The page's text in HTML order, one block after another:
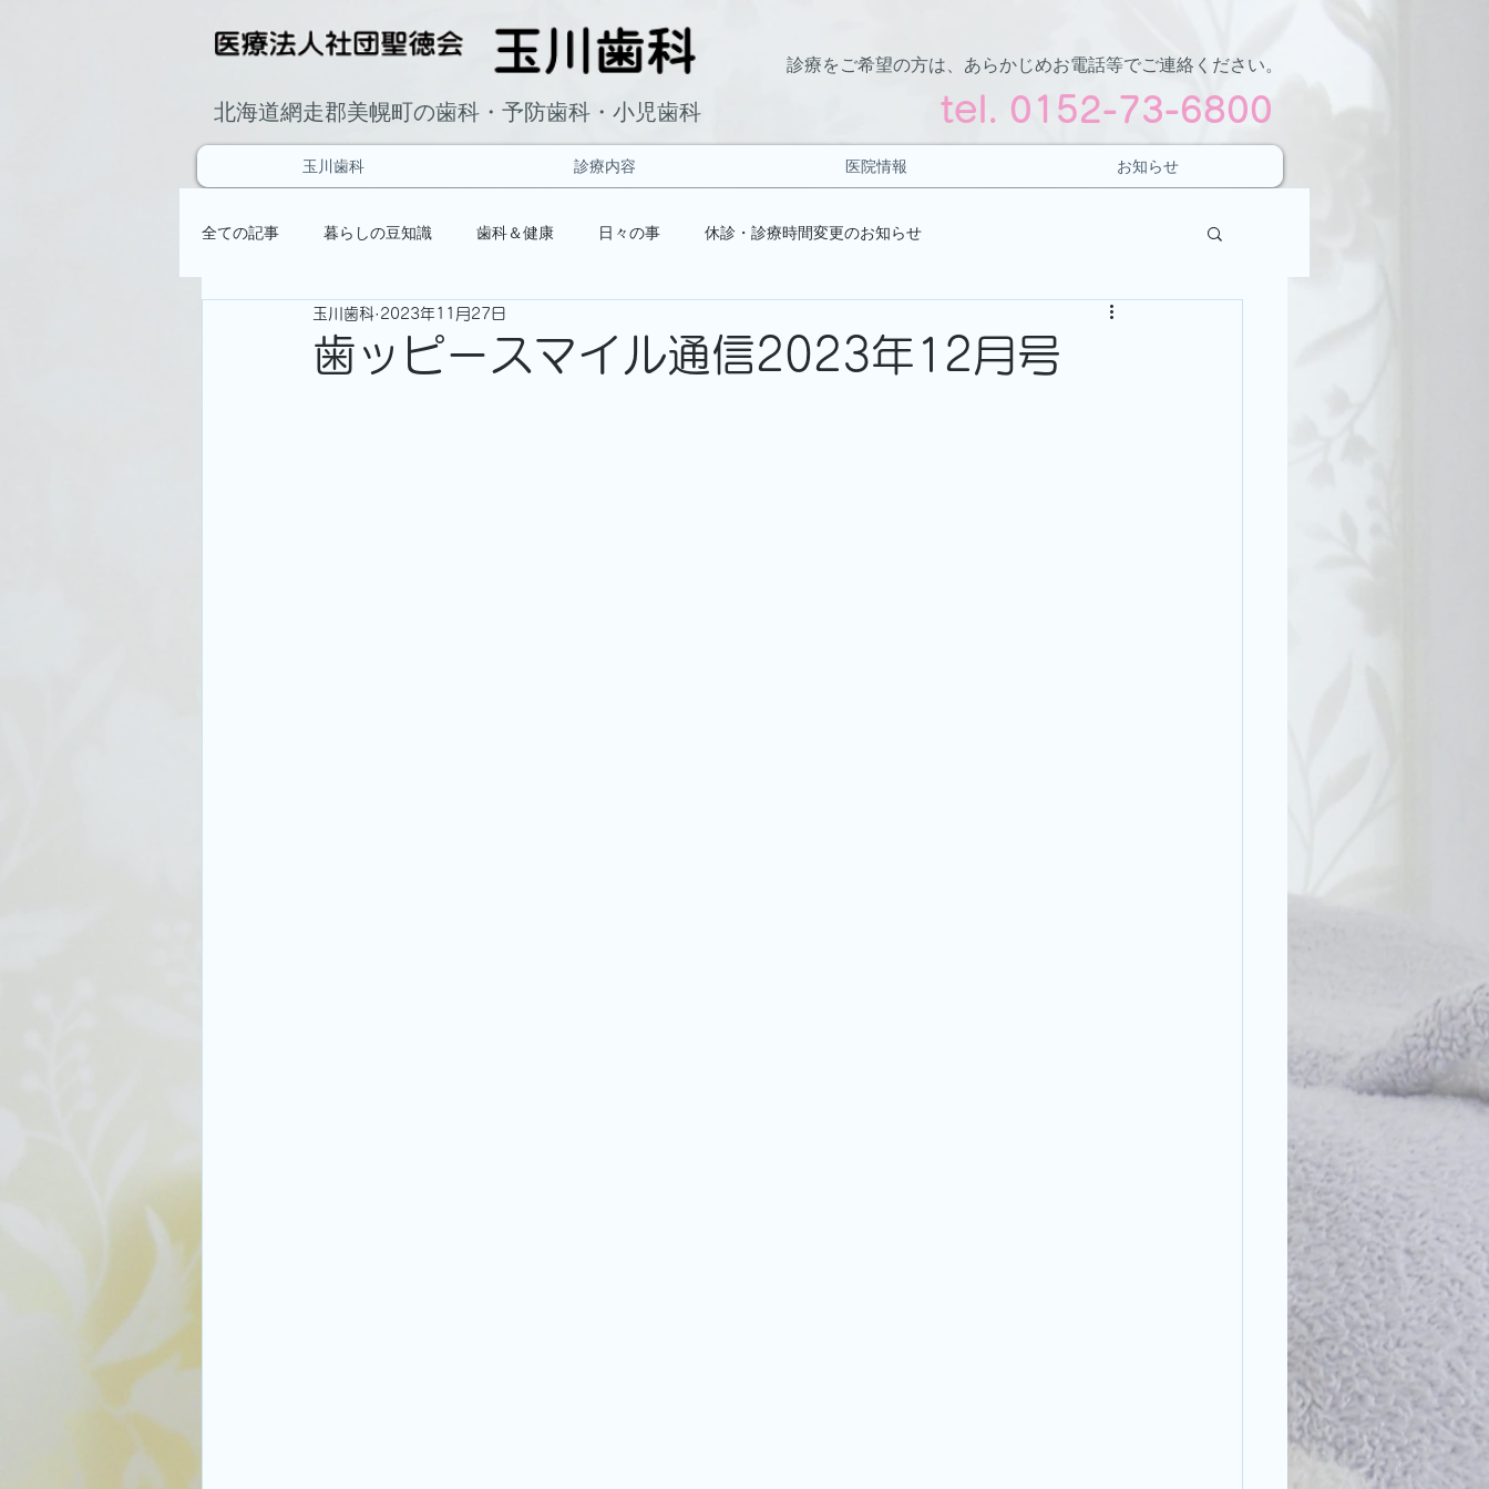
診療をご希望の方は、あらかじめお電話等でご連絡ください。
北海道網走郡美幌町の歯科・予防歯科・小児歯科 tel. 0152-73-6800
玉川歯科 診療内容 医院情報 お知らせ
全ての記事 暮らしの豆知識 歯科＆健康 日々の事 休診・診療時間変更のお知らせ
歯ッピースマイル通信2023年12月号
玉川歯科 2023年11月27日